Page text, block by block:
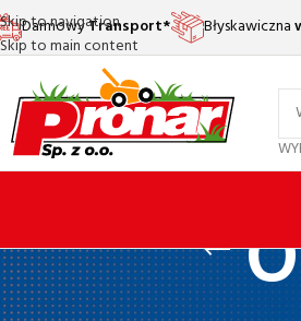
Skip to navigation
Skip to main content
DarmowyTransport* Błyskawiczna